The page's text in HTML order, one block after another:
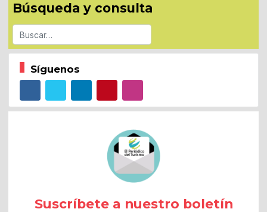
Búsqueda y consulta
Buscar
Síguenos
Suscríbete a nuestro boletín